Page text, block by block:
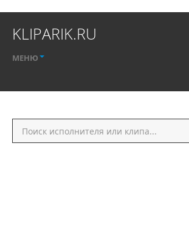
KLIPARIK.RU
МЕНЮ